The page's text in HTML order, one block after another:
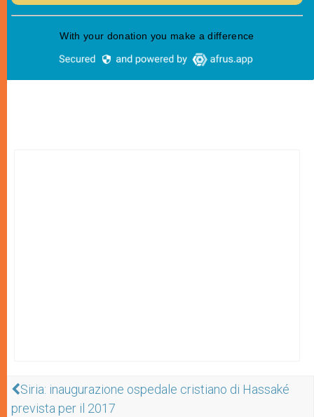
Siria: inaugurazione ospedale cristiano di Hassaké
prevista per il 2017